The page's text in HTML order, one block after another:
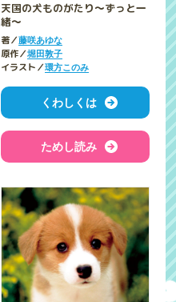
天国の犬ものがたり～ずっと一
緒～
著／藤咲あゆな
原作／堀田敦子
イラスト／環方このみ
くわしくは
ためし読み